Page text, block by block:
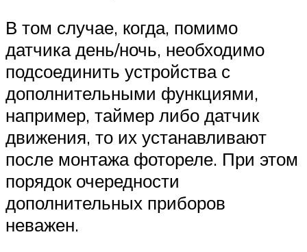
В том случае, когда, помимо
датчика день/ночь, необходимо
подсоединить устройства с
дополнительными функциями,
например, таймер либо датчик
движения, то их устанавливают
после монтажа фотореле. При этом
порядок очередности
дополнительных приборов
неважен.